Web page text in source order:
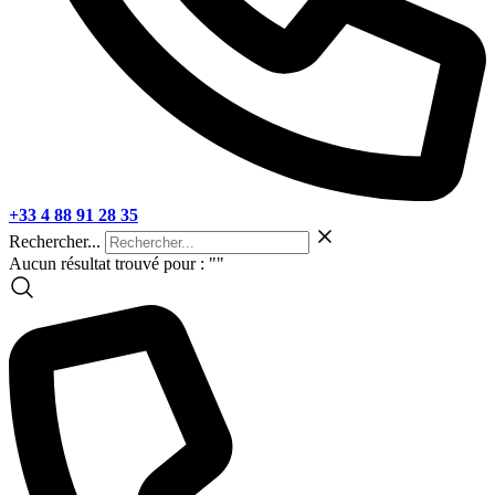
+33 4 88 91 28 35
Rechercher...
Aucun résultat trouvé pour : ""